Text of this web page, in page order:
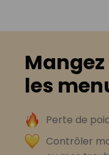
les
Perte de
Contrôler